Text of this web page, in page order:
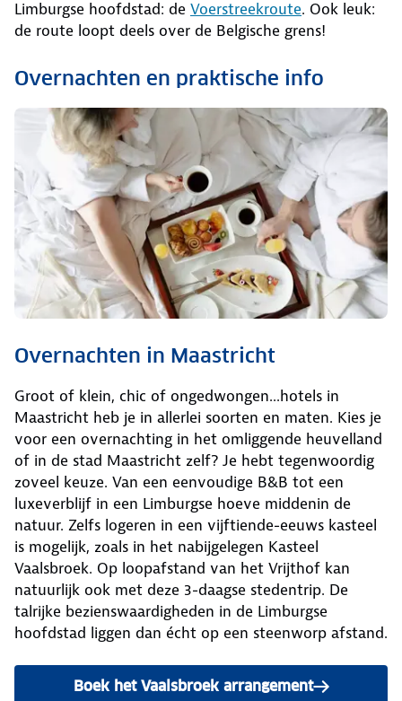
Limburgse hoofdstad: de Voerstreekroute. Ook leuk:
de route loopt deels over de Belgische grens!
Overnachten en praktische info
Overnachten in Maastricht
Groot of klein, chic of ongedwongen...hotels in
Maastricht heb je in allerlei soorten en maten. Kies je
voor een overnachting in het omliggende heuvelland
of in de stad Maastricht zelf? Je hebt tegenwoordig
zoveel keuze. Van een eenvoudige B&B tot een
luxeverblijf in een Limburgse hoeve middenin de
natuur. Zelfs logeren in een vijftiende-eeuws kasteel
is mogelijk, zoals in het nabijgelegen Kasteel
Vaalsbroek. Op loopafstand van het Vrijthof kan
natuurlijk ook met deze 3-daagse stedentrip. De
talrijke bezienswaardigheden in de Limburgse
hoofdstad liggen dan écht op een steenworp afstand.
Boek het Vaalsbroek arrangement